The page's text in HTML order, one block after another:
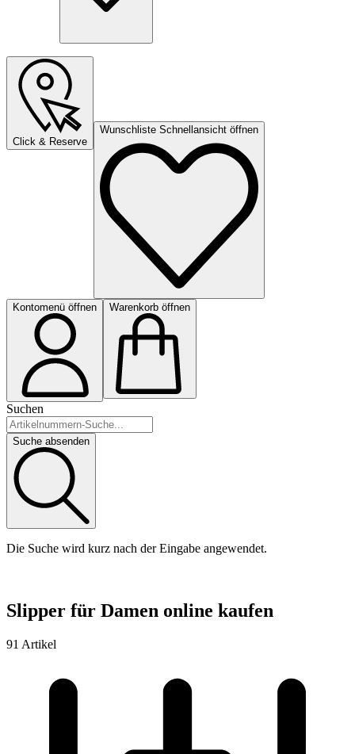
Click & Reserve
Wunschliste Schnellansicht öffnen
Kontomenü öffnen Warenkorb öffnen
Suchen
Suche absenden
Die Suche wird kurz nach der Eingabe angewendet.
Slipper für Damen online kaufen
91 Artikel